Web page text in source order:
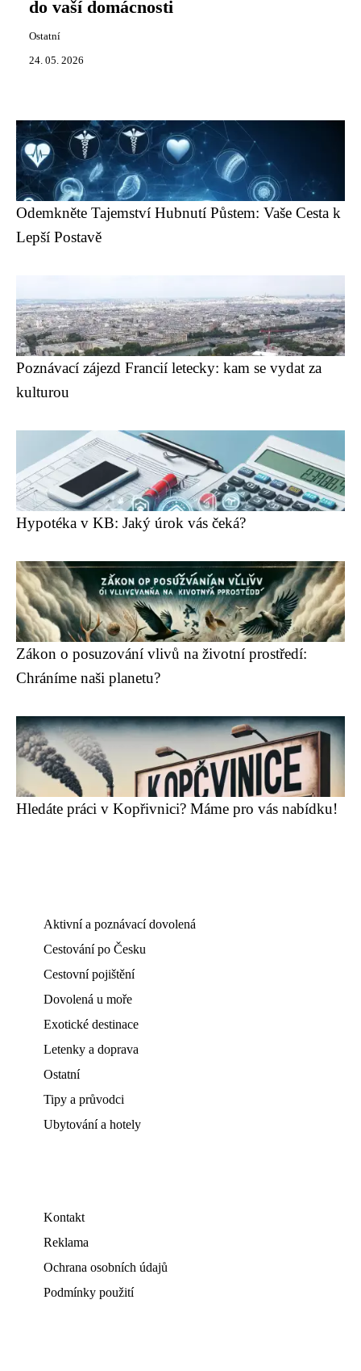
do vaší domácnosti
Ostatní
24. 05. 2026
Odemkněte Tajemství Hubnutí Půstem: Vaše Cesta k
Lepší Postavě
Poznávací zájezd Francií letecky: kam se vydat za
kulturou
Hypotéka v KB: Jaký úrok vás čeká?
Zákon o posuzování vlivů na životní prostředí:
Chráníme naši planetu?
Hledáte práci v Kopřivnici? Máme pro vás nabídku!
Aktivní a poznávací dovolená
Cestování po Česku
Cestovní pojištění
Dovolená u moře
Exotické destinace
Letenky a doprava
Ostatní
Tipy a průvodci
Ubytování a hotely
Kontakt
Reklama
Ochrana osobních údajů
Podmínky použití